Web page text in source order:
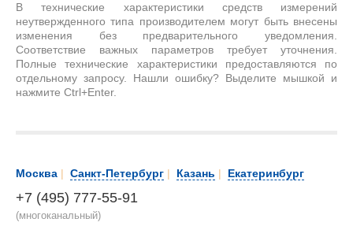
В технические характеристики средств измерений
неутвержденного типа производителем могут быть внесены
изменения без предварительного уведомления.
Соответствие важных параметров требует уточнения.
Полные технические характеристики предоставляются по
отдельному запросу. Нашли ошибку? Выделите мышкой и
нажмите Ctrl+Enter.
Москва | Санкт-Петербург | Казань | Екатеринбург
+7 (495) 777-55-91
(многоканальный)